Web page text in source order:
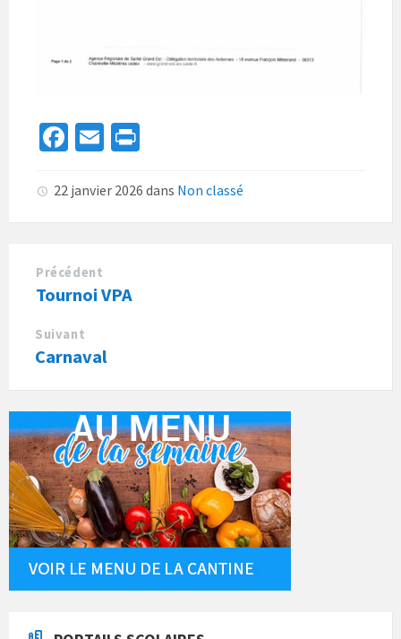
Fa
b
o
k
E
ai
l
t
22 janvier 2026 dans Non classé
Précédent
Tournoi VPA
Suivant
Carnaval